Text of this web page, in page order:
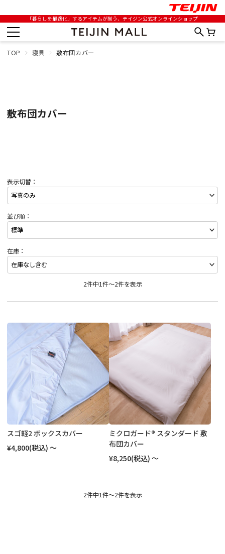
「暮らしを最適化」するアイテムが揃う、テイジン公式オンラインショップ
TOP 寝具 敷布団カバー
敷布団カバー
表示切替：
並び順：
在庫：
2件中1件～2件を表示
スゴ軽2 ボックスカバー
¥4,800(税込) ～
ミクロガード® スタンダード 敷
布団カバー
¥8,250(税込) ～
2件中1件～2件を表示